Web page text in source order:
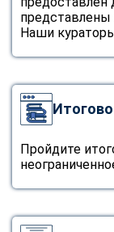
Наши
Пройдите